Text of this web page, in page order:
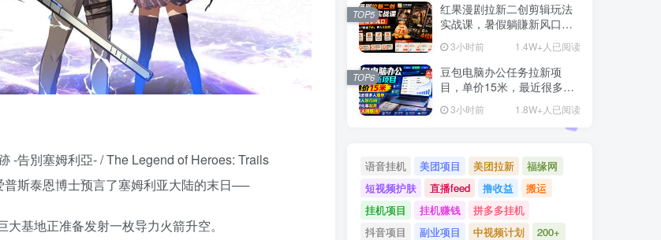
-告別塞姆利亞- / The Legend of Heroes: Trails
斯泰恩博士预言了塞姆利亚大陆的末日──
基地正准备发射一枚导力火箭升空。
红果漫剧拉新二创剪辑玩法
实战课，暑假躺賺新风口，
单个新用户佣金7米，日入4
位数(更新0808)
3小时前 1.4W+人已阅读
TOP5
豆包电脑办公任务拉新项
目，单价15米，最近很多人
爆单，收入好几W，转化率
超高，达人闭眼冲！(更新
3小时前 1.8W+人已阅读
TOP6
语音挂机 美团项目 美团拉新
福缘网
短视频护肤
直播feed 撸收益
搬运
挂机项目
挂机赚钱
拼多多挂机
抖音项目
副业项目 中视频计划 200+